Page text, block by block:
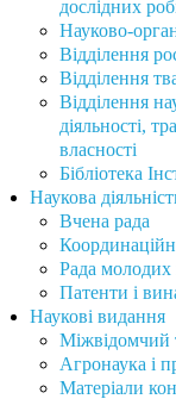
дослідних
Науково-
Відділення
Відділення
Відділення
діяльності,
власності
Бібліотека
Наукова
Вчена рада
Рада молодих
Патенти і
Наукові видання
Міжвідомчий
Агронаука і
Матеріали